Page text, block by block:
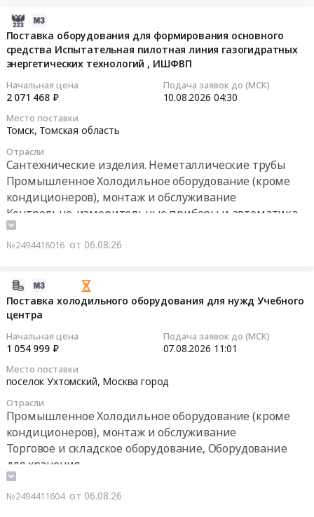
Поставка оборудования для формирования основного
средства Испытательная пилотная линия газогидратных
энергетических технологий , ИШФВП
Начальная цена
2 071 468 ₽
Подача заявок до (МСК)
10.08.2026 04:30
Место поставки
Томск, Томская область
Отрасли
Сантехнические изделия. Неметаллические трубы
Промышленное Холодильное оборудование (кроме
кондиционеров), монтаж и обслуживание
Контрольно-измерительные приборы и автоматика,
монтаж и обслуживание
Резинотехнические изделия
обслуживание
№2494416016 от 06.08.26
Поставка холодильного оборудования для нужд Учебного
центра
Начальная цена
1 054 999 ₽
Подача заявок до (МСК)
07.08.2026 11:01
Место поставки
поселок Ухтомский, Москва город
Отрасли
Промышленное Холодильное оборудование (кроме
кондиционеров), монтаж и обслуживание
Торговое и складское оборудование, Оборудование
для хранения
№2494411604 от 06.08.26